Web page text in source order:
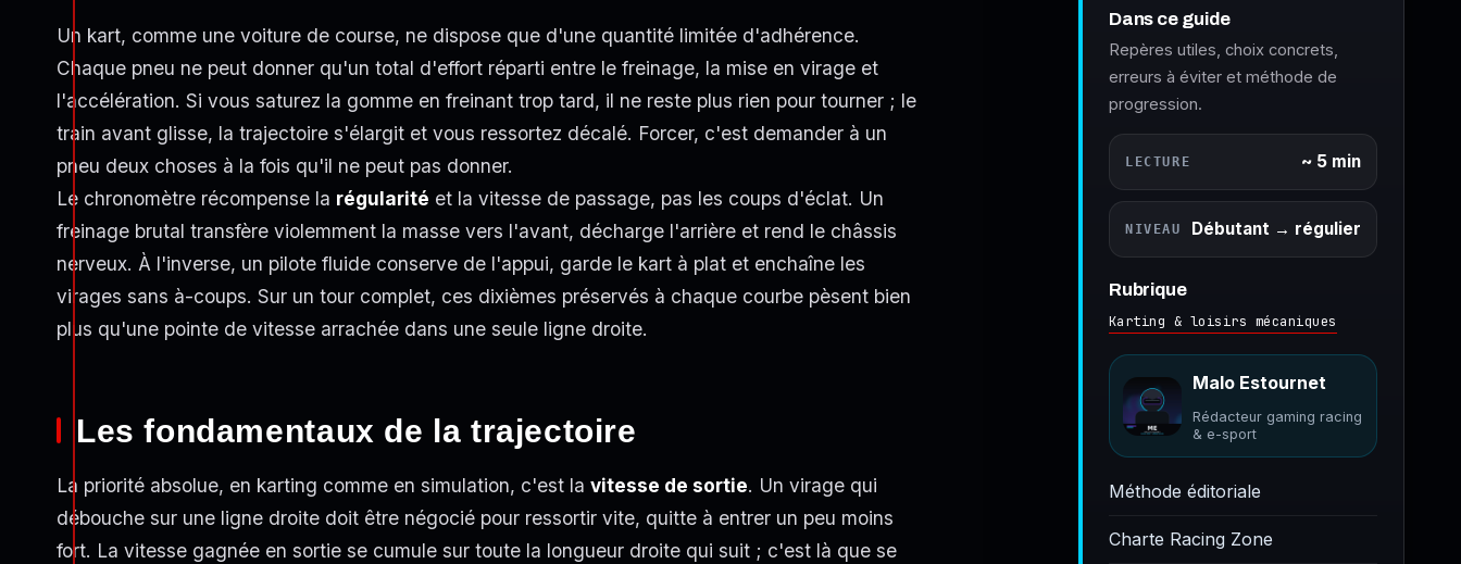
Un kart, comme une voiture de course, ne dispose que d'une quantité limitée d'adhérence.
Chaque pneu ne peut donner qu'un total d'effort réparti entre le freinage, la mise en virage et
l'accélération. Si vous saturez la gomme en freinant trop tard, il ne reste plus rien pour tourner ; le
train avant glisse, la trajectoire s'élargit et vous ressortez décalé. Forcer, c'est demander à un
pneu deux choses à la fois qu'il ne peut pas donner.
Le chronomètre récompense la régularité et la vitesse de passage, pas les coups d'éclat. Un
freinage brutal transfère violemment la masse vers l'avant, décharge l'arrière et rend le châssis
nerveux. À l'inverse, un pilote fluide conserve de l'appui, garde le kart à plat et enchaîne les
virages sans à-coups. Sur un tour complet, ces dixièmes préservés à chaque courbe pèsent bien
plus qu'une pointe de vitesse arrachée dans une seule ligne droite.
Les fondamentaux de la trajectoire
La priorité absolue, en karting comme en simulation, c'est la vitesse de sortie. Un virage qui
débouche sur une ligne droite doit être négocié pour ressortir vite, quitte à entrer un peu moins
fort. La vitesse gagnée en sortie se cumule sur toute la longueur droite qui suit ; c'est là que se
Dans ce guide
Repères utiles, choix concrets,
erreurs à éviter et méthode de
progression.
LECTURE ~ 5 min
NIVEAU Débutant → régulier
Rubrique
Karting & loisirs mécaniques
Malo Estournet
Rédacteur gaming racing
& e-sport
Méthode éditoriale
Charte Racing Zone